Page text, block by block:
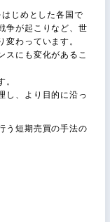
じめとした各国で
争が起こりなど、世
わっています。
スにも変化があるこ
し、より目的に沿っ
う短期売買の手法の